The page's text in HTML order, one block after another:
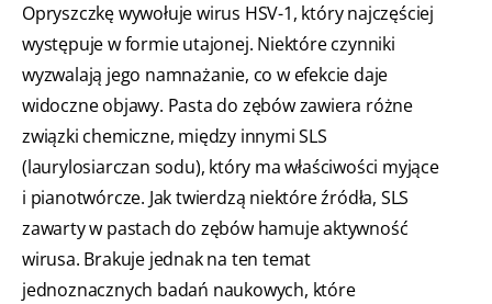
Opryszczkę wywołuje wirus HSV-1, który najczęściej
występuje w formie utajonej. Niektóre czynniki
wyzwalają jego namnażanie, co w efekcie daje
widoczne objawy. Pasta do zębów zawiera różne
związki chemiczne, między innymi SLS
(laurylosiarczan sodu), który ma właściwości myjące
i pianotwórcze. Jak twierdzą niektóre źródła, SLS
zawarty w pastach do zębów hamuje aktywność
wirusa. Brakuje jednak na ten temat
jednoznacznych badań naukowych, które